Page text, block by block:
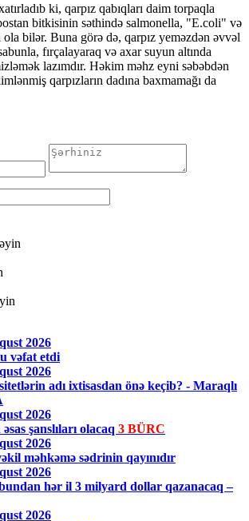
ki, qarpız qabıqları daim torpaqla
bitkisinin səthində salmonella, "E.coli" və
bilər. Buna görə də, qarpız yeməzdən əvvəl
fırçalayaraq və axar suyun altında
lazımdır. Həkim məhz eyni səbəbdən
qarpızların dadına baxmamağı da
2026
vəfat etdi
2026
adı ixtisasdan önə keçib? - Maraqlı
2026
şanslıları olacaq 3 BÜRC
2026
məhkəmə sədrinin qayınıdır
2026
hər il 3 milyard dollar qazanacaq –
2026